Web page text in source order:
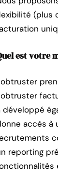
(plus
est votre
développé
accès à
reporting